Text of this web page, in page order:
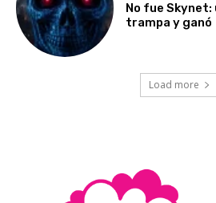
No fue Skynet:
trampa y ganó
Load more